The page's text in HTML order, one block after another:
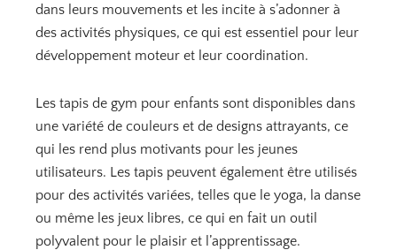
dans leurs mouvements et les incite à s’adonner à
des activités physiques, ce qui est essentiel pour leur
développement moteur et leur coordination.
Les tapis de gym pour enfants sont disponibles dans
une variété de couleurs et de designs attrayants, ce
qui les rend plus motivants pour les jeunes
utilisateurs. Les tapis peuvent également être utilisés
pour des activités variées, telles que le yoga, la danse
ou même les jeux libres, ce qui en fait un outil
polyvalent pour le plaisir et l’apprentissage.